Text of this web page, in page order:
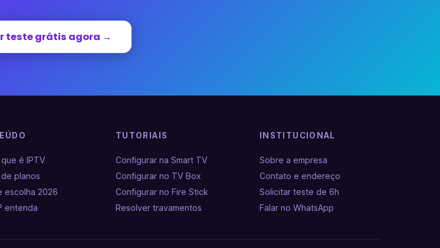
teste grátis agora →
é IPTV
planos
escolha 2026
entenda
TUTORIAIS
Configurar na Smart TV
Configurar no TV Box
Configurar no Fire Stick
Resolver travamentos
INSTITUCIONAL
Sobre a empresa
Contato e endereço
Solicitar teste de 6h
Falar no WhatsApp